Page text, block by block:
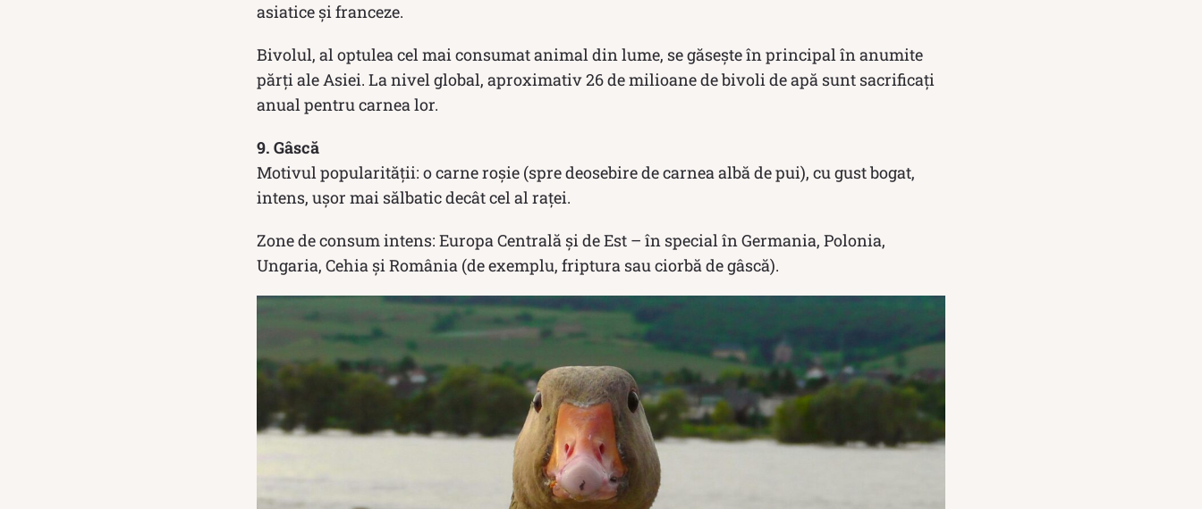
asiatice și franceze.
Bivolul, al optulea cel mai consumat animal din lume, se găsește în principal în anumite
părți ale Asiei. La nivel global, aproximativ 26 de milioane de bivoli de apă sunt sacrificați
anual pentru carnea lor.
9. Gâscă
Motivul popularității: o carne roșie (spre deosebire de carnea albă de pui), cu gust bogat,
intens, ușor mai sălbatic decât cel al raței.
Zone de consum intens: Europa Centrală și de Est – în special în Germania, Polonia,
Ungaria, Cehia și România (de exemplu, friptura sau ciorbă de gâscă).